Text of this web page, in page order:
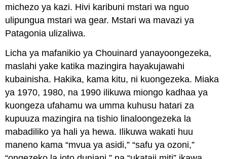
michezo ya kazi. Hivi karibuni mstari wa nguo
ulipungua mstari wa gear. Mstari wa mavazi ya
Patagonia ulizaliwa.
Licha ya mafanikio ya Chouinard yanayoongezeka,
maslahi yake katika mazingira hayakujawahi
kubainisha. Hakika, kama kitu, ni kuongezeka. Miaka
ya 1970, 1980, na 1990 ilikuwa miongo kadhaa ya
kuongeza ufahamu wa umma kuhusu hatari za
kupuuza mazingira na tishio linaloongezeka la
mabadiliko ya hali ya hewa. Ilikuwa wakati huu
maneno kama “mvua ya asidi,” “safu ya ozoni,”